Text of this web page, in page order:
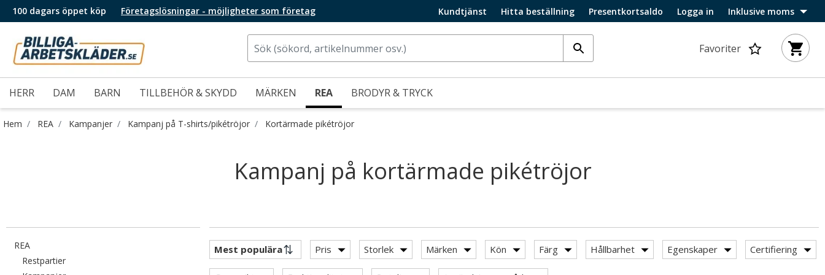
100 dagars öppet köp Företagslösningar - möjligheter som företag Kundtjänst Hitta beställning Presentkortsaldo Logga in Inklusive moms
Favoriter
HERR DAM BARN TILLBEHÖR & SKYDD MÄRKEN REA BRODYR & TRYCK
Hem REA Kampanjer Kampanj på T-shirts/pikétröjor Kortärmade pikétröjor
Kampanj på kortärmade pikétröjor
REAFiltrera efter category: REA
RestpartierFiltrera efter category: Restpartier
Pris Storlek Märken Kön Färg Hållbarhet Egenskaper Certifiering